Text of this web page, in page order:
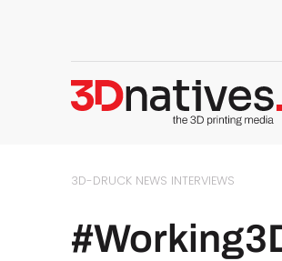
3D-DRUCK NEWS INTERVIEWS